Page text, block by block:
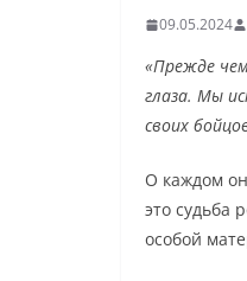
09.05.2024
«Прежде
глаза. Мы
своих
О каждом
это судьба
особой